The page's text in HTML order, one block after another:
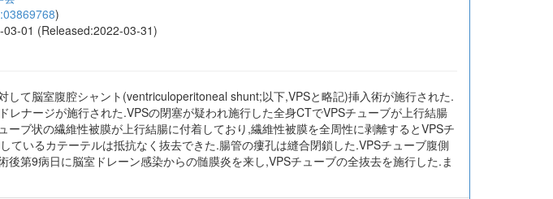
)
01 (Released:2022-03-31)
て脳室腹腔シャント(ventriculoperitoneal shunt;以下,VPSと略記)挿入術が施行された.
ナージが施行された.VPSの閉塞が疑われ施行した全身CTでVPSチューブが上行結腸
ブ状の繊維性被膜が上行結腸に付着しており,繊維性被膜を全周性に剥離するとVPSチ
ているカテーテルは抵抗なく抜去できた.腸管の瘻孔は縫合閉鎖した.VPSチューブ腹側
第9病日に脳室ドレーン感染からの髄膜炎を来し,VPSチューブの全抜去を施行した.ま